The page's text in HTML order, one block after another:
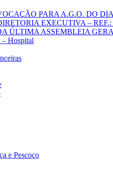
PARA A.G.O. DO DIA
EXECUTIVA –
ÚLTIMA ASSEMBLEIA
Hospital
e Pescoço